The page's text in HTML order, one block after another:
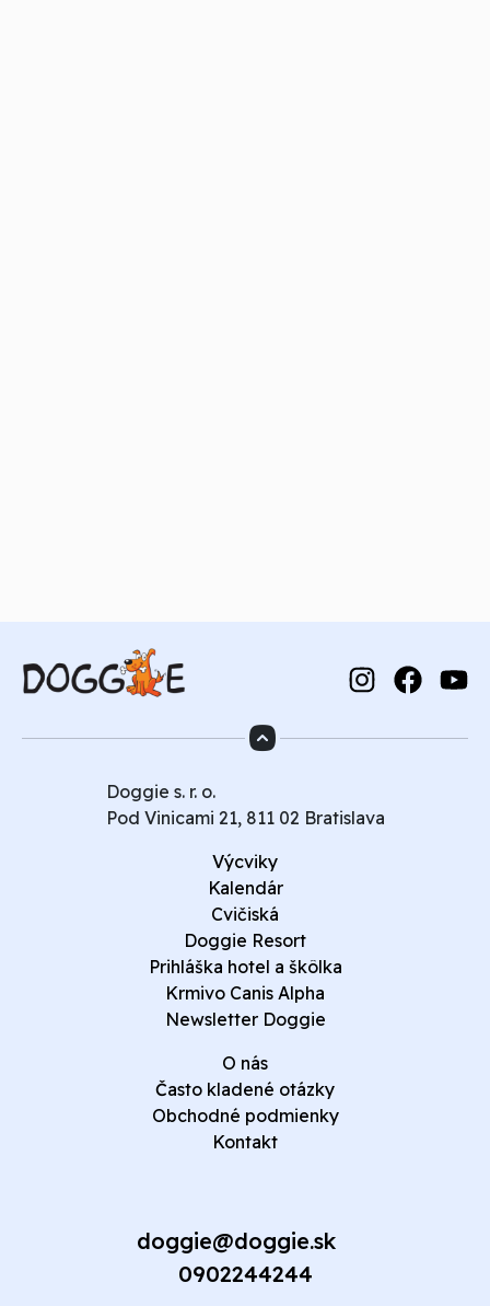
Doggie s. r. o.
Pod Vinicami 21, 811 02 Bratislava
Výcviky
Kalendár
Cvičiská
Doggie Resort
Prihláška hotel a škôlka
Krmivo Canis Alpha
Newsletter Doggie
O nás
Často kladené otázky
Obchodné podmienky
Kontakt
doggie@doggie.sk
0902244244